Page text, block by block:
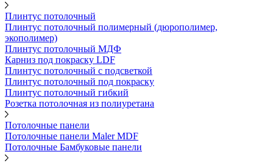
Плинтус потолочный
Плинтус потолочный полимерный (дюрополимер,
экополимер)
Плинтус потолочный МДФ
Карниз под покраску LDF
Плинтус потолочный с подсветкой
Плинтус потолочный под покраску
Плинтус потолочный гибкий
Розетка потолочная из полиуретана
Потолочные панели
Потолочные панели Maler MDF
Потолочные Бамбуковые панели